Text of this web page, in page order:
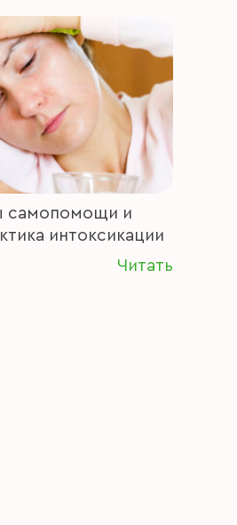
самопомощи и
интоксикации
Читать